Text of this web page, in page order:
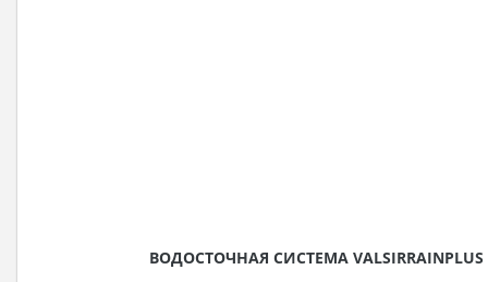
ВОДОСТОЧНАЯ СИСТЕМА VALSIRRAINPLUS